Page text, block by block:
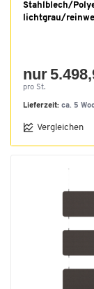
Stahlblech/
lichtgrau/
nur
pro St.
Lieferzeit: ca. 5
Vergleichen